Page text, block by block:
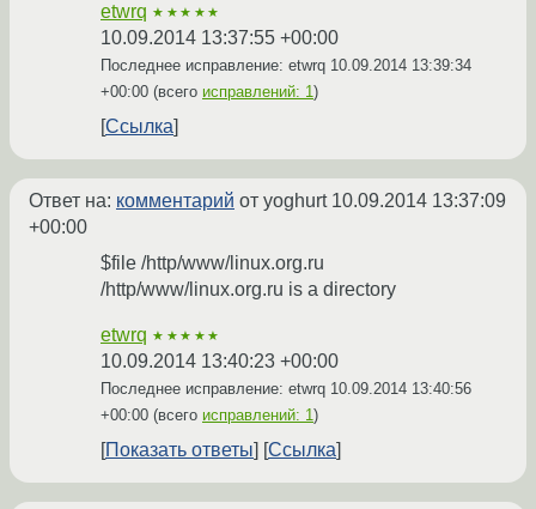
etwrq ★★★★★
10.09.2014 13:37:55 +00:00
Последнее исправление: etwrq 10.09.2014 13:39:34
+00:00 (всего исправлений: 1)
Ссылка
Ответ на: комментарий от yoghurt 10.09.2014 13:37:09
+00:00
$file /http/www/linux.org.ru
/http/www/linux.org.ru is a directory
etwrq ★★★★★
10.09.2014 13:40:23 +00:00
Последнее исправление: etwrq 10.09.2014 13:40:56
+00:00 (всего исправлений: 1)
Показать ответы Ссылка